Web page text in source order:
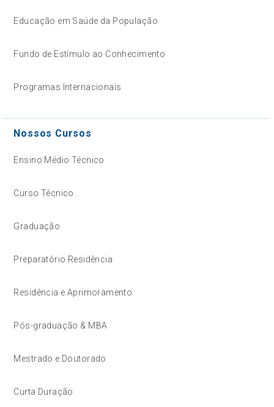
Educação em Saúde da População
Fundo de Estímulo ao Conhecimento
Programas Internacionais
Nossos Cursos
Ensino Médio Técnico
Curso Técnico
Graduação
Preparatório Residência
Residência e Aprimoramento
Pós-graduação & MBA
Mestrado e Doutorado
Curta Duração